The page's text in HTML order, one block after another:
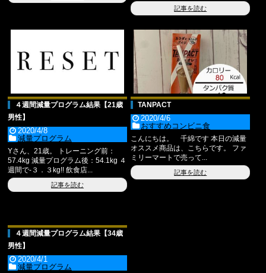
記事を読む
４週間減量プログラム結果【21歳
男性】
2020/4/8
減量プログラム
Yさん、21歳。 トレーニング前：
57.4kg 減量プログラム後：54.1kg ４
週間で-３．３kg!! 飲食店...
記事を読む
TANPACT
2020/4/6
おすすめコンビニ食
こんにちは。 千綿です 本日の減量
オススメ商品は、こちらです。 ファ
ミリーマートで売って...
記事を読む
４週間減量プログラム結果【34歳
男性】
2020/4/1
減量プログラム